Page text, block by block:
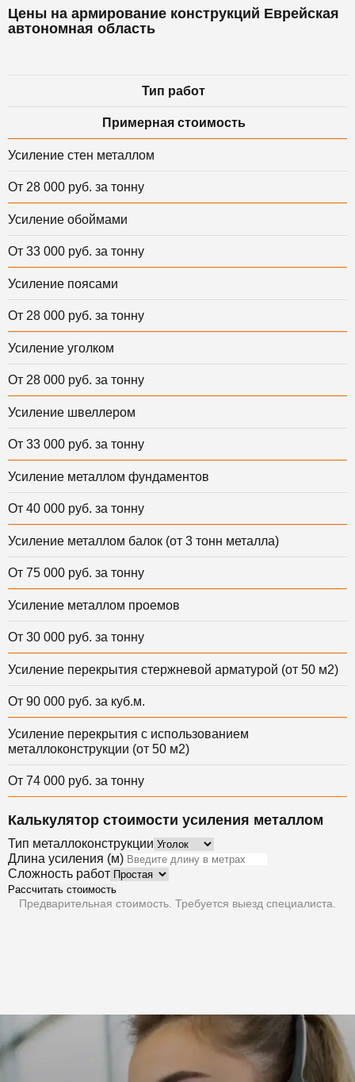
Цены на армирование конструкций Еврейская
автономная область
Тип работ
Примерная стоимость
Усиление стен металлом
От 28 000 руб. за тонну
Усиление обоймами
От 33 000 руб. за тонну
Усиление поясами
От 28 000 руб. за тонну
Усиление уголком
От 28 000 руб. за тонну
Усиление швеллером
От 33 000 руб. за тонну
Усиление металлом фундаментов
От 40 000 руб. за тонну
Усиление металлом балок (от 3 тонн металла)
От 75 000 руб. за тонну
Усиление металлом проемов
От 30 000 руб. за тонну
Усиление перекрытия стержневой арматурой (от 50 м2)
От 90 000 руб. за куб.м.
Усиление перекрытия с использованием
металлоконструкции (от 50 м2)
От 74 000 руб. за тонну
Калькулятор стоимости усиления металлом
Тип металлоконструкции
Длина усиления (м)
Сложность работ
Рассчитать стоимость
Предварительная стоимость. Требуется выезд специалиста.